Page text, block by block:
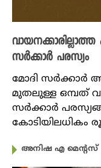
സർക്കാർ പരസ്യം
മോദി സർക്കാർ
മുതലുള്ള ഒമ്പത്
സർക്കാർ
അനിഷ എ മെന്റസ്